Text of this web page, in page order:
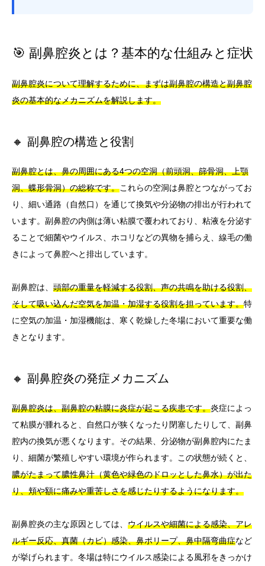
🎯 副鼻腔炎とは？基本的な仕組みと症状
副鼻腔炎について理解するために、まずは副鼻腔の構造と副鼻腔
炎の基本的なメカニズムを解説します。
🔸 副鼻腔の構造と役割
副鼻腔とは、鼻の周囲にある4つの空洞（前頭洞、篩骨洞、上顎
洞、蝶形骨洞）の総称です。これらの空洞は鼻腔とつながってお
り、細い通路（自然口）を通じて換気や分泌物の排出が行われて
います。副鼻腔の内側は薄い粘膜で覆われており、粘液を分泌す
ることで細菌やウイルス、ホコリなどの異物を捕らえ、線毛の働
きによって鼻腔へと排出しています。
副鼻腔は、 頭部の重量を軽減する役割、声の共鳴を助ける役割、
そして吸い込んだ空気を加温・加湿する役割を担っています。特
に空気の加温・加湿機能は、寒く乾燥した冬場において重要な働
きとなります。
🔸 副鼻腔炎の発症メカニズム
副鼻腔炎は、副鼻腔の粘膜に炎症が起こる疾患です。炎症によっ
て粘膜が腫れると、自然口が狭くなったり閉塞したりして、副鼻
腔内の換気が悪くなります。その結果、分泌物が副鼻腔内にたま
り、細菌が繁殖しやすい環境が作られます。この状態が続くと、
膿がたまって膿性鼻汁（黄色や緑色のドロッとした鼻水）が出た
り、頬や額に痛みや重苦しさを感じたりするようになります。
副鼻腔炎の主な原因としては、 ウイルスや細菌による感染、アレ
ルギー反応、真菌（カビ）感染、鼻ポリープ、鼻中隔弯曲症など
が挙げられます。冬場は特にウイルス感染による風邪をきっかけ